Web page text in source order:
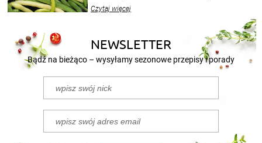
nasze propozycje!
Czytaj więcej
NEWSLETTER
Bądź na bieżąco – wysyłamy sezonowe przepisy i porady